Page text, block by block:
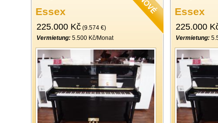
Essex
225.000 Kč (9.574 €)
Vermietung: 5.500 Kč/Monat
Essex
225.000
Vermietung: